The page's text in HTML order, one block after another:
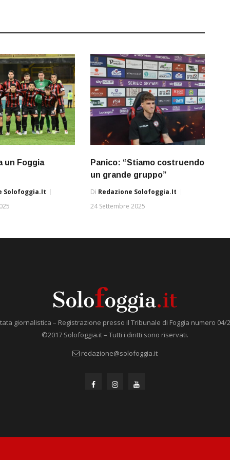
un Foggia
Solofoggia.it
Panico: “Stiamo costruendo
un grande gruppo”
Di Redazione Solofoggia.it
24 Settembre 2025
giornalistica – Registrazione presso il Tribunale di Foggia numero 04/
©2017 Solofoggia.it – Tutti i diritti sono riservati.
redazione@solofoggia.it